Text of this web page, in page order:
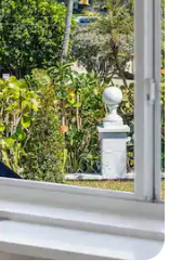
98 reseñas